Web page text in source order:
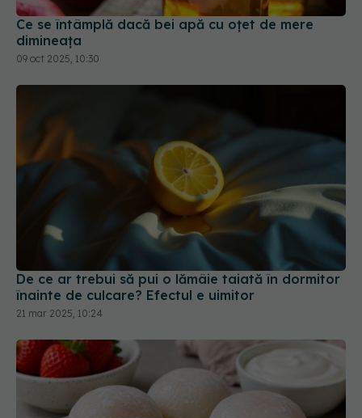
Ce se întâmplă dacă bei apă cu oțet de mere
dimineața
09 oct 2025, 10:30
De ce ar trebui să pui o lămâie taiată în dormitor
înainte de culcare? Efectul e uimitor
21 mar 2025, 10:24